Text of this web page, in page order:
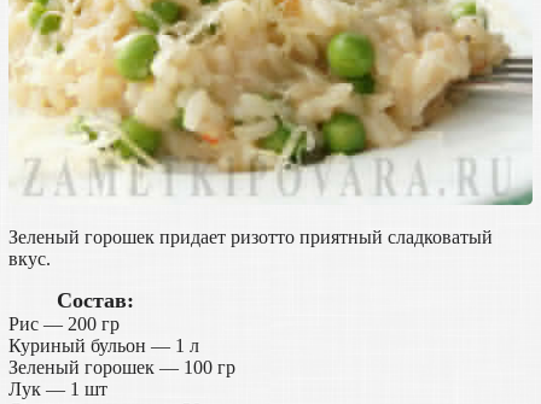
Зеленый горошек придает ризотто приятный сладковатый
вкус.
Состав:
Рис — 200 гр
Куриный бульон — 1 л
Зеленый горошек — 100 гр
Лук — 1 шт